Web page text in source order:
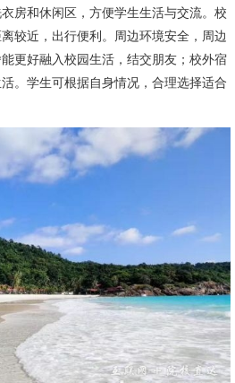
房和休闲区，方便学生生活与交流。校
较近，出行便利。周边环境安全，周边
更好融入校园生活，结交朋友；校外宿
。学生可根据自身情况，合理选择适合